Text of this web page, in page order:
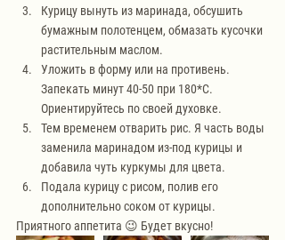
Курицу вынуть из маринада, обсушить
бумажным полотенцем, обмазать кусочки
растительным маслом.
Уложить в форму или на противень.
Запекать минут 40-50 при 180*С.
Ориентируйтесь по своей духовке.
Тем временем отварить рис. Я часть воды
заменила маринадом из-под курицы и
добавила чуть куркумы для цвета.
Подала курицу с рисом, полив его
дополнительно соком от курицы.
Приятного аппетита 😉 Будет вкусно!